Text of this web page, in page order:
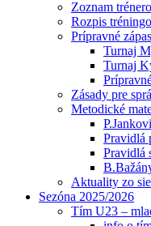
Zoznam
Rozpis
Prípravné
Turnaj
Turnaj
Zásady pre
Metodické
Pravidlá
Pravidlá
Aktuality zo
Sezóna 2025/2026
Tím U23 –